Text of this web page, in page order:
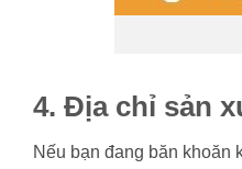
4. Địa chỉ sản
Nếu bạn đang băn khoăn